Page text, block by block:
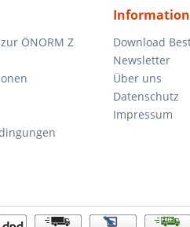
ÖNORM Z
Download
Newsletter
Über uns
Datenschutz
Impressum